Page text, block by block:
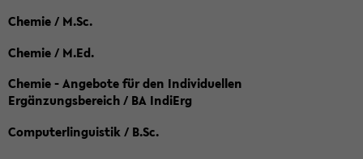
Chemie / M.Sc.
Chemie / M.Ed.
Chemie - Angebote für den Individuellen
Ergänzungsbereich / BA IndiErg
Computerlinguistik / B.Sc.